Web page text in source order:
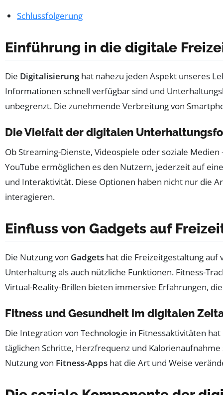
Schlussfolgerung
Einführung in die digitale
Die Digitalisierunghat nahezu jeden Aspekt unseres
Informationen schnell verfügbar sind und
unbegrenzt. Die zunehmende Verbreitung von
Die Vielfalt der digitalen
Ob Streaming-Dienste, Videospiele oder soziale
YouTube ermöglichen es den Nutzern, jederzeit auf
und Interaktivität. Diese Optionen haben nicht nur die
interagieren.
Einfluss von Gadgets auf
Die Nutzung von Gadgets hat die Freizeitgestaltung
Unterhaltung als auch nützliche Funktionen. Fitness-
Virtual-Reality-Brillen bieten immersive Erfahrungen,
Fitness und Gesundheit im digitalen
Die Integration von Technologie in Fitnessaktivitäten
täglichen Schritte, Herzfrequenz und
Nutzung von Fitness-Apps hat die Art und Weise